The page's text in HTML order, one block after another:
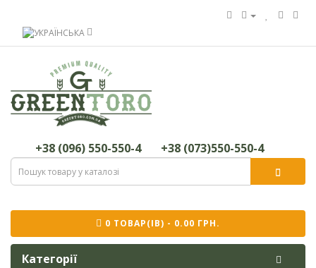
+38 (096) 550-550-4 +38 (073)550-550-4
0 ТОВАР(ІВ) - 0.00 ГРН.
Категорії